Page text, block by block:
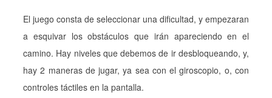
El juego consta de seleccionar una dificultad, y empezaran
a esquivar los obstáculos que irán apareciendo en el
camino. Hay niveles que debemos de ir desbloqueando, y,
hay 2 maneras de jugar, ya sea con el giroscopio, o, con
controles táctiles en la pantalla.